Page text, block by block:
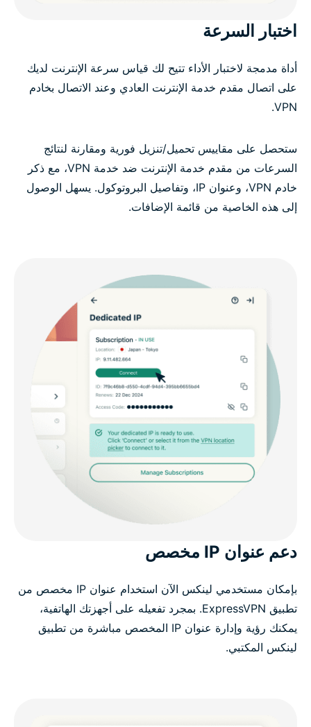
اختبار السرعة
أداة مدمجة لاختبار الأداء تتيح لك قياس سرعة الإنترنت لديك
على اتصال مقدم خدمة الإنترنت العادي وعند الاتصال بخادم
VPN.
ستحصل على مقاييس تحميل/تنزيل فورية ومقارنة لنتائج
السرعات من مقدم خدمة الإنترنت ضد خدمة VPN، مع ذكر
خادم VPN، وعنوان IP، وتفاصيل البروتوكول. يسهل الوصول
إلى هذه الخاصية من قائمة الإضافات.
دعم عنوان IP مخصص
بإمكان مستخدمي لينكس الآن استخدام عنوان IP مخصص من
تطبيق ExpressVPN. بمجرد تفعيله على أجهزتك الهاتفية،
يمكنك رؤية وإدارة عنوان IP المخصص مباشرة من تطبيق
لينكس المكتبي.